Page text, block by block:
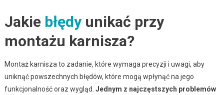
Jakie błędyunikać przy
montażu karnisza?
Montaż karnisza to zadanie, które wymaga precyzji i uwagi, aby
uniknąć powszechnych błędów, które mogą wpłynąć na jego
funkcjonalność oraz wygląd. Jednym z najczęstszych problemów